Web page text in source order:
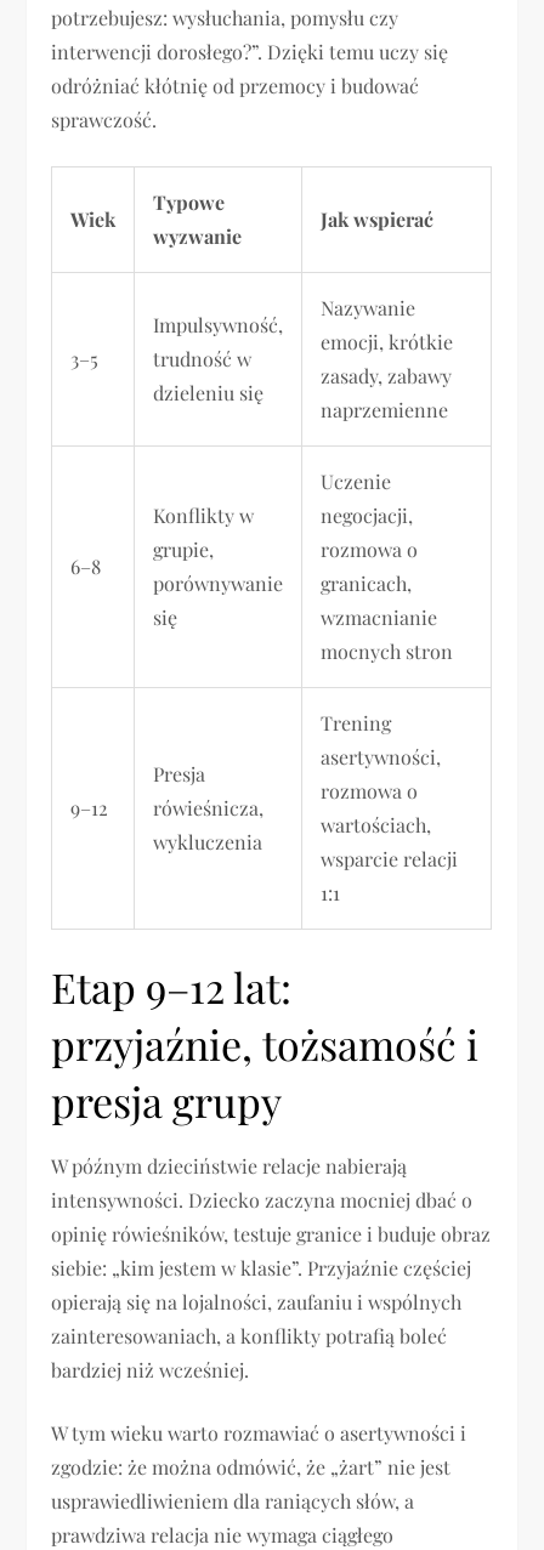
potrzebujesz: wysłuchania, pomysłu czy
interwencji dorosłego?”. Dzięki temu uczy się
odróżniać kłótnię od przemocy i budować
sprawczość.
Wiek
Typowe
wyzwanie
Jak wspierać
3–5
Impulsywność,
trudność w
dzieleniu się
Nazywanie
emocji, krótkie
zasady, zabawy
naprzemienne
6–8
Konflikty w
grupie,
porównywanie
się
Uczenie
negocjacji,
rozmowa o
granicach,
wzmacnianie
mocnych stron
9–12
Presja
rówieśnicza,
wykluczenia
Trening
asertywności,
rozmowa o
wartościach,
wsparcie relacji
1:1
Etap 9–12 lat:
przyjaźnie, tożsamość i
presja grupy
W późnym dzieciństwie relacje nabierają
intensywności. Dziecko zaczyna mocniej dbać o
opinię rówieśników, testuje granice i buduje obraz
siebie: „kim jestem w klasie”. Przyjaźnie częściej
opierają się na lojalności, zaufaniu i wspólnych
zainteresowaniach, a konflikty potrafią boleć
bardziej niż wcześniej.
W tym wieku warto rozmawiać o asertywności i
zgodzie: że można odmówić, że „żart” nie jest
usprawiedliwieniem dla raniących słów, a
prawdziwa relacja nie wymaga ciągłego